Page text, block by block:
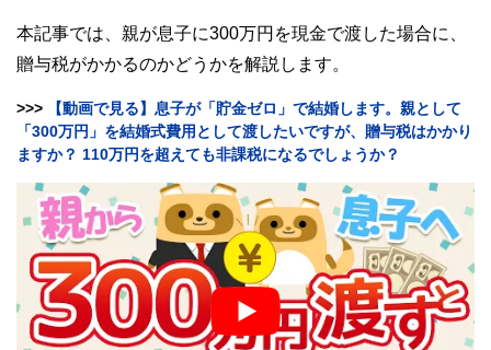
本記事では、親が息子に300万円を現金で渡した場合に、
贈与税がかかるのかどうかを解説します。
>>>
【動画で見る】息子が「貯金ゼロ」で結婚します。親として
「300万円」を結婚式費用として渡したいですが、贈与税はかかり
ますか？ 110万円を超えても非課税になるでしょうか？